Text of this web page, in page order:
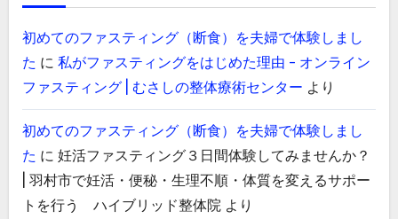
初めてのファスティング（断食）を夫婦で体験しまし
た に 私がファスティングをはじめた理由 - オンライン
ファスティング | むさしの整体療術センター より
初めてのファスティング（断食）を夫婦で体験しまし
た に 妊活ファスティング３日間体験してみませんか？
| 羽村市で妊活・便秘・生理不順・体質を変えるサポー
トを行う ハイブリッド整体院より